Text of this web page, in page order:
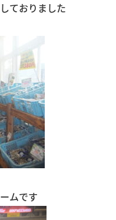
ておりました
ムです